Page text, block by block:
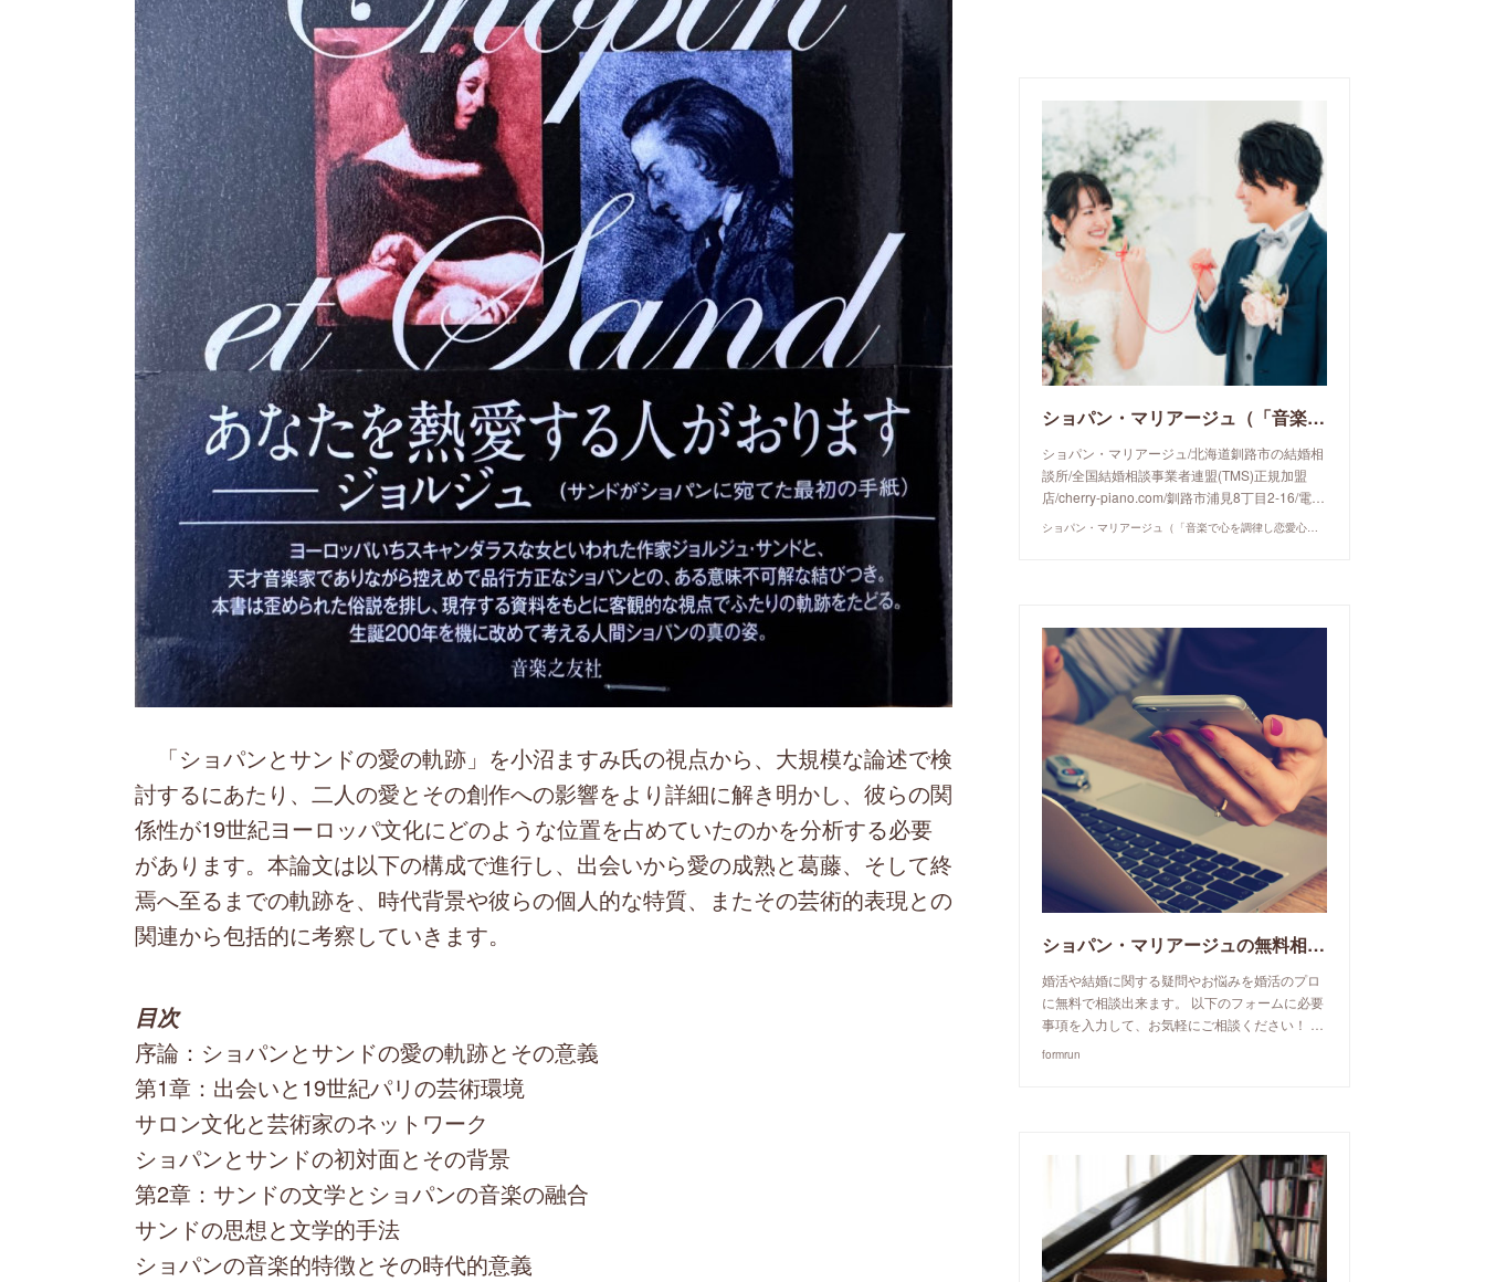
「ショパンとサンドの愛の軌跡」を小沼ますみ氏の視点から、大規模な論述で検
討するにあたり、二人の愛とその創作への影響をより詳細に解き明かし、彼らの関
係性が19世紀ヨーロッパ文化にどのような位置を占めていたのかを分析する必要
があります。本論文は以下の構成で進行し、出会いから愛の成熟と葛藤、そして終
焉へ至るまでの軌跡を、時代背景や彼らの個人的な特質、またその芸術的表現との
関連から包括的に考察していきます。
目次
序論：ショパンとサンドの愛の軌跡とその意義
第1章：出会いと19世紀パリの芸術環境
サロン文化と芸術家のネットワーク
ショパンとサンドの初対面とその背景
第2章：サンドの文学とショパンの音楽の融合
サンドの思想と文学的手法
ショパンの音楽的特徴とその時代的意義
ショパン・マリアージュ（「音楽で心を調律し恋愛心理学でご縁を育てる」釧路市の結婚相談所）/ 全国結婚相談事業者連盟正規加盟店 / cherry-piano.com
ショパン・マリアージュ/北海道釧路市の結婚相
談所/全国結婚相談事業者連盟(TMS)正規加盟
店/cherry-piano.com/釧路市浦見8丁目2-16/電…
ショパン・マリアージュ（「音楽で心を調律し恋愛心理学でご縁を育てる」釧路市の結婚相談所）/ 全国結婚相談事業者連盟正規加盟店 / cherry-piano.com
ショパン・マリアージュの無料相談予約申込み
婚活や結婚に関する疑問やお悩みを婚活のプロ
に無料で相談出来ます。 以下のフォームに必要
事項を入力して、お気軽にご相談ください！ …
formrun